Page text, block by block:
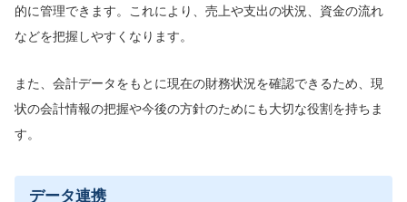
的に管理できます。これにより、売上や支出の状況、資金の流れ
などを把握しやすくなります。
また、会計データをもとに現在の財務状況を確認できるため、現
状の会計情報の把握や今後の方針のためにも大切な役割を持ちま
す。
データ連携